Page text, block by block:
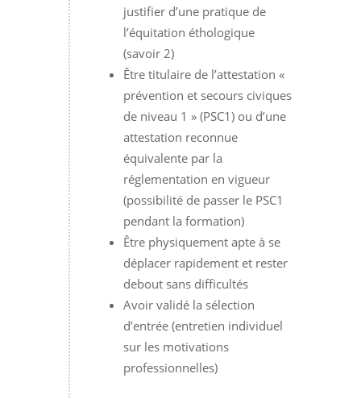
justifier d’une pratique de
l’équitation éthologique
(savoir 2)
Être titulaire de l’attestation «
prévention et secours civiques
de niveau 1 » (PSC1) ou d’une
attestation reconnue
équivalente par la
réglementation en vigueur
(possibilité de passer le PSC1
pendant la formation)
Être physiquement apte à se
déplacer rapidement et rester
debout sans difficultés
Avoir validé la sélection
d’entrée (entretien individuel
sur les motivations
professionnelles)